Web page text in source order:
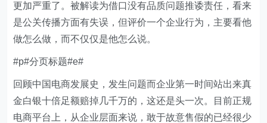
更加严重了。被解读为借口没有品质问题推诿责任，看来
是公关传播方面有失误，但评价一个企业行为，主要看他
做怎么做，而不仅仅是他怎么说。
#p#分页标题#e#
回顾中国电商发展史，发生问题而企业第一时间站出来真
金白银十倍足额赔掉几千万的，这还是头一次。目前正规
电商平台上，从企业层面来说，敢于故意售假的已经很少